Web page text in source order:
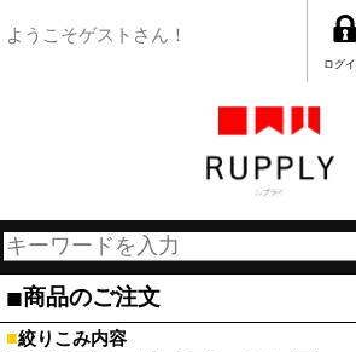
ようこそゲストさん！
ログ
■商品のご注文
■絞りこみ内容